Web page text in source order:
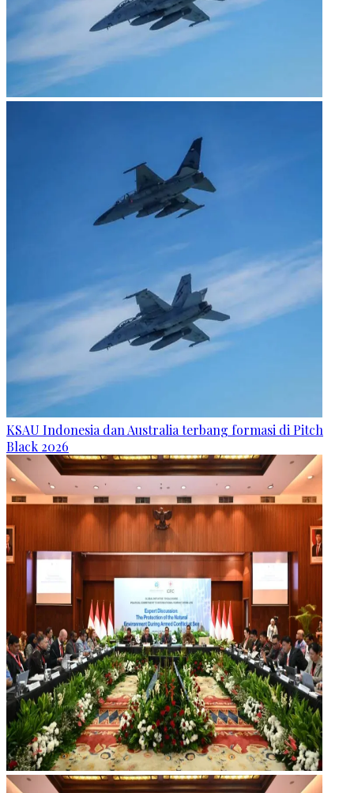
KSAU Indonesia dan Australia terbang formasi di Pitch
Black 2026